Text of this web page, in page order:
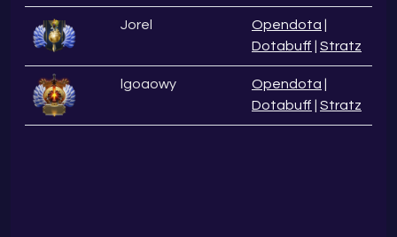
Jorel Opendota
Dotabuff
Stratz
lgoaowy Opendota
Dotabuff
Stratz